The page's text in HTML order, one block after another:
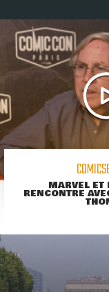
MARVEL ET
RENCONTRE